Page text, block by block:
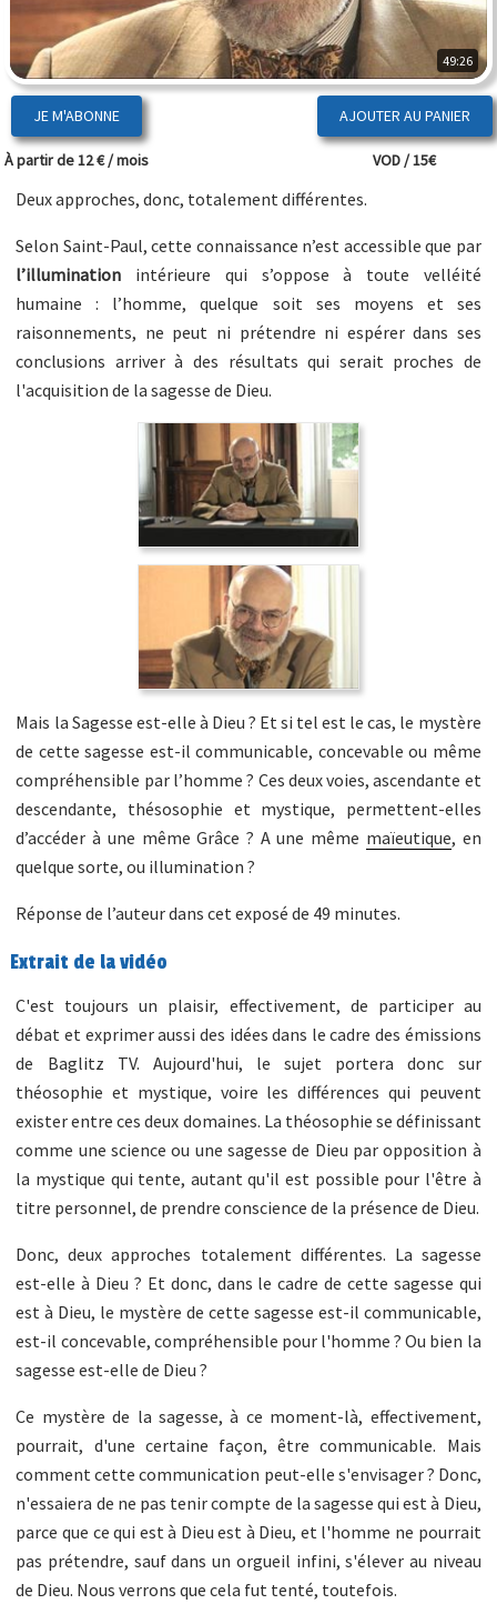
49:26
JE M'ABONNE
À partir de 12 € / mois VOD / 15€
Deux approches, donc, totalement différentes.
Selon Saint-Paul, cette connaissance n’est accessible que par
l’illumination intérieure qui s’oppose à toute velléité
humaine : l’homme, quelque soit ses moyens et ses
raisonnements, ne peut ni prétendre ni espérer dans ses
conclusions arriver à des résultats qui serait proches de
l'acquisition de la sagesse de Dieu.
Mais la Sagesse est-elle à Dieu ? Et si tel est le cas, le mystère
de cette sagesse est-il communicable, concevable ou même
compréhensible par l’homme ? Ces deux voies, ascendante et
descendante, thésosophie et mystique, permettent-elles
d’accéder à une même Grâce ? A une même maïeutique, en
quelque sorte, ou illumination ?
Réponse de l’auteur dans cet exposé de 49 minutes.
Extrait de la vidéo
C'est toujours un plaisir, effectivement, de participer au
débat et exprimer aussi des idées dans le cadre des émissions
de Baglitz TV. Aujourd'hui, le sujet portera donc sur
théosophie et mystique, voire les différences qui peuvent
exister entre ces deux domaines. La théosophie se définissant
comme une science ou une sagesse de Dieu par opposition à
la mystique qui tente, autant qu'il est possible pour l'être à
titre personnel, de prendre conscience de la présence de Dieu.
Donc, deux approches totalement différentes. La sagesse
est-elle à Dieu ? Et donc, dans le cadre de cette sagesse qui
est à Dieu, le mystère de cette sagesse est-il communicable,
est-il concevable, compréhensible pour l'homme ? Ou bien la
sagesse est-elle de Dieu ?
Ce mystère de la sagesse, à ce moment-là, effectivement,
pourrait, d'une certaine façon, être communicable. Mais
comment cette communication peut-elle s'envisager ? Donc,
n'essaiera de ne pas tenir compte de la sagesse qui est à Dieu,
parce que ce qui est à Dieu est à Dieu, et l'homme ne pourrait
pas prétendre, sauf dans un orgueil infini, s'élever au niveau
de Dieu. Nous verrons que cela fut tenté, toutefois.